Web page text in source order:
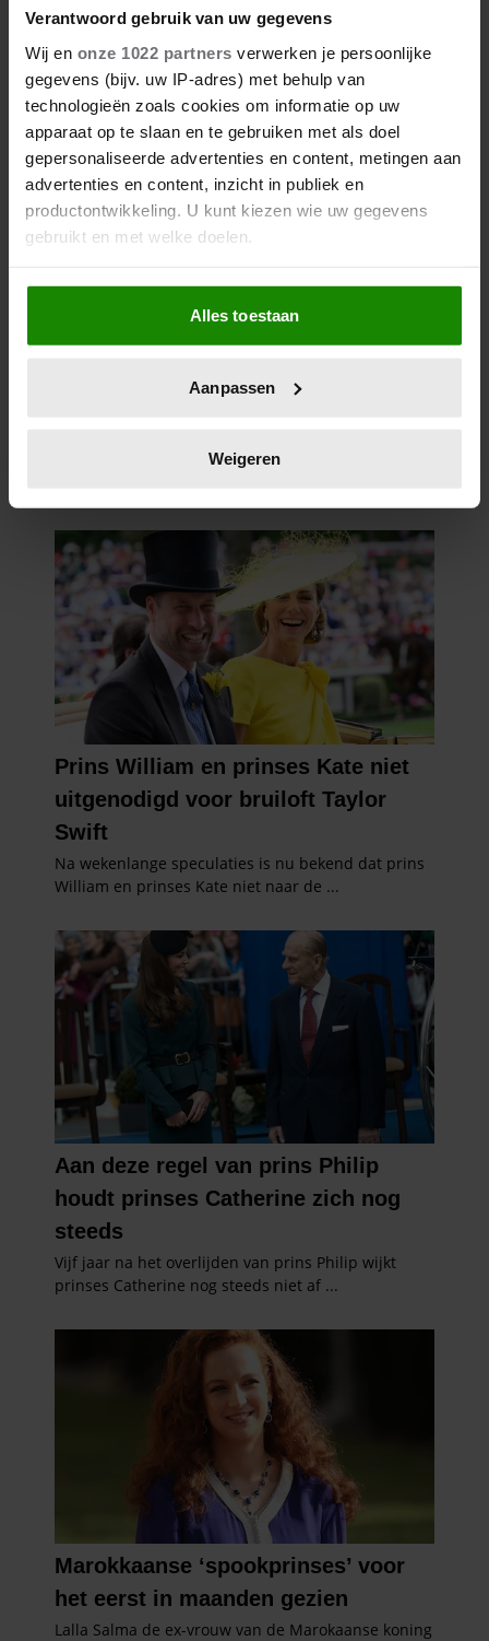
Verantwoord gebruik van uw gegevens
Wij en onze 1022 partners verwerken je persoonlijke
gegevens (bijv. uw IP-adres) met behulp van
technologieën zoals cookies om informatie op uw
apparaat op te slaan en te gebruiken met als doel
gepersonaliseerde advertenties en content, metingen aan
advertenties en content, inzicht in publiek en
productontwikkeling. U kunt kiezen wie uw gegevens
gebruikt en met welke doelen.
Als u het toestaat, willen we ook graag:
Informatie verzamelen over uw geografische
locatie, die tot een paar meter nauwkeurig kan zijn
scannen op specifieke eigenschappen (fingerprinting)
verwerkt en stel uw voorkeuren in het
intrekken in de Cookieverklaring.
We gebruiken cookies om content en advertenties te
personaliseren, om functies voor social media te bieden
en om ons websiteverkeer te analyseren. Ook delen we
informatie over uw gebruik van onze site met onze
partners voor social media, adverteren en analyse. Deze
partners kunnen deze gegevens combineren met andere
informatie die u aan ze heeft verstrekt of die ze hebben
verzameld op basis van uw gebruik van hun services. U
gaat akkoord met onze cookies als u onze website blijft
gebruiken.
Alles toestaan
Aanpassen
Weigeren
23 december 2025
DIT IS HET LIEVELINGSRECEPT